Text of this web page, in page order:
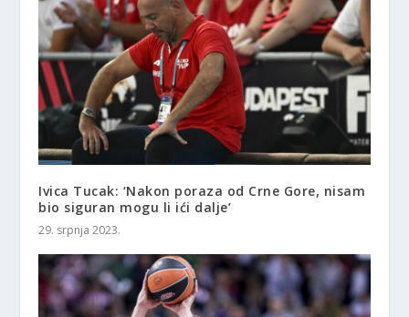
Ivica Tucak: ‘Nakon poraza od Crne Gore, nisam
bio siguran mogu li ići dalje’
29. srpnja 2023.